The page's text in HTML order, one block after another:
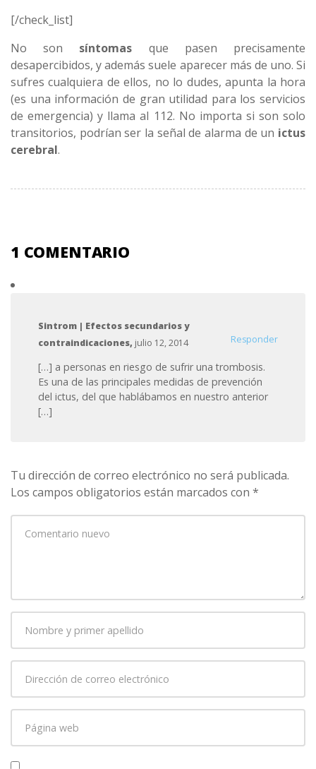
[/check_list]
No son síntomas que pasen precisamente
desapercibidos, y además suele aparecer más de uno. Si
sufres cualquiera de ellos, no lo dudes, apunta la hora
(es una información de gran utilidad para los servicios
de emergencia) y llama al 112. No importa si son solo
transitorios, podrían ser la señal de alarma de un ictus
cerebral.
1 COMENTARIO
Sintrom | Efectos secundarios y
contraindicaciones, julio 12, 2014 Responder
[…] a personas en riesgo de sufrir una trombosis.
Es una de las principales medidas de prevención
del ictus, del que hablábamos en nuestro anterior
[…]
Tu dirección de correo electrónico no será publicada.
Los campos obligatorios están marcados con *
comentario*
primer
correo
web